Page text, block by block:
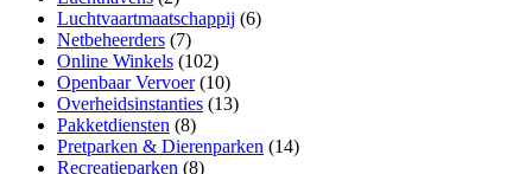
Luchtvaartmaatschappij (6)
Netbeheerders (7)
Online Winkels (102)
Openbaar Vervoer(10)
Overheidsinstanties (13)
Pakketdiensten (8)
Pretparken & Dierenparken (14)
Recreatieparken (8)